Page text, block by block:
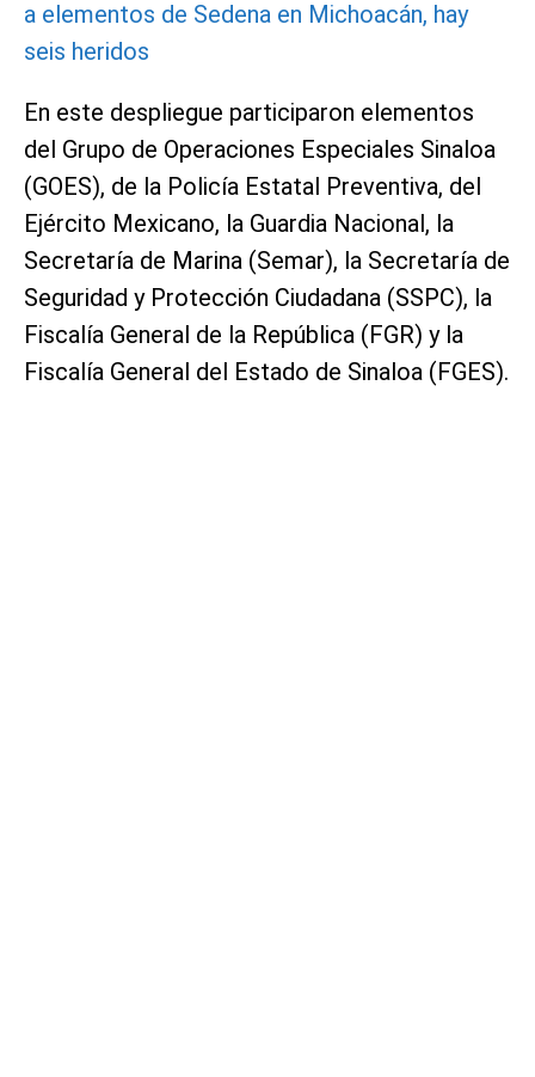
a elementos de Sedena en Michoacán, hay
seis heridos
En este despliegue participaron elementos
del Grupo de Operaciones Especiales Sinaloa
(GOES), de la Policía Estatal Preventiva, del
Ejército Mexicano, la Guardia Nacional, la
Secretaría de Marina (Semar), la Secretaría de
Seguridad y Protección Ciudadana (SSPC), la
Fiscalía General de la República (FGR) y la
Fiscalía General del Estado de Sinaloa (FGES).